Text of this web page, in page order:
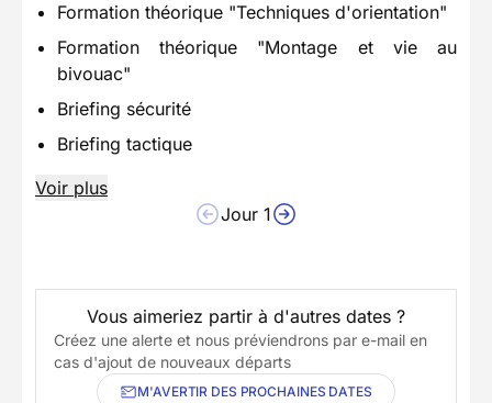
Formation théorique "Techniques d'orientation"
Formation théorique "Montage et vie au
bivouac"
Briefing sécurité
Briefing tactique
Voir plus
Jour 1
Vous aimeriez partir à d'autres dates ?
Créez une alerte et nous préviendrons par e-mail en
cas d'ajout de nouveaux départs
M'AVERTIR DES PROCHAINES DATES